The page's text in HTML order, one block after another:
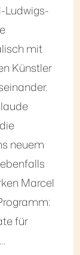
Ludwigs-
mit
Künstler
neuem
Marcel
für